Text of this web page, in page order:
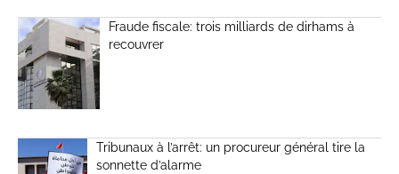
Fraude fiscale: trois milliards de dirhams à
recouvrer
Tribunaux à l’arrêt: un procureur général tire la
sonnette d’alarme